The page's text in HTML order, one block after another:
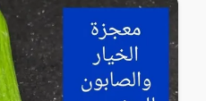
زوجية مشروعة أو علاقة
المقال